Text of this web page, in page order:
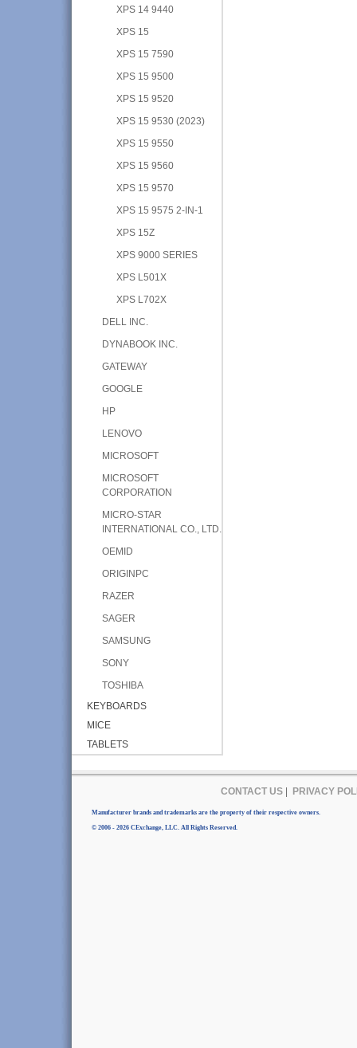
XPS 14 9440
XPS 15
XPS 15 7590
XPS 15 9500
XPS 15 9520
XPS 15 9530 (2023)
XPS 15 9550
XPS 15 9560
XPS 15 9570
XPS 15 9575 2-IN-1
XPS 15Z
XPS 9000 SERIES
XPS L501X
XPS L702X
DELL INC.
DYNABOOK INC.
GATEWAY
GOOGLE
HP
LENOVO
MICROSOFT
MICROSOFT
CORPORATION
MICRO-STAR
INTERNATIONAL CO., LTD.
OEMID
ORIGINPC
RAZER
SAGER
SAMSUNG
SONY
TOSHIBA
KEYBOARDS
MICE
TABLETS
CONTACT US| PRIVACY
Manufacturer brands and trademarks are the property of their respective owners.
© 2006 - 2026 CExchange, LLC. All Rights Reserved.